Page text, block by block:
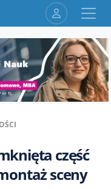
część
sceny